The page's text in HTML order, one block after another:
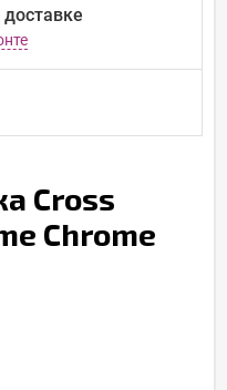
Cross
Chrome